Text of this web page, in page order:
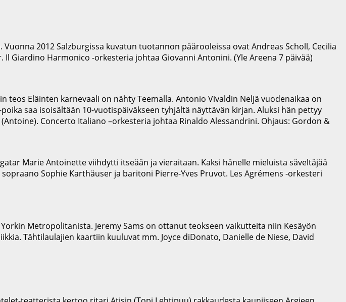
2012 Salzburgissa kuvatun tuotannon päärooleissa ovat Andreas Scholl, Cecilia
Giardino Harmonico -orkesteria johtaa Giovanni Antonini. (Yle Areena 7 päivää)
Eläinten karnevaali on nähty Teemalla. Antonio Vivaldin Neljä vuodenaikaa on
saa isoisältään 10-vuotispäiväkseen tyhjältä näyttävän kirjan. Aluksi hän pettyy
Concerto Italiano –orkesteria johtaa Rinaldo Alessandrini. Ohjaus: Gordon &
Marie Antoinette viihdytti itseään ja vieraitaan. Kaksi hänelle mieluista säveltäjää
Sophie Karthäuser ja baritoni Pierre-Yves Pruvot. Les Agrémens -orkesteri
Metropolitanista. Jeremy Sams on ottanut teokseen vaikutteita niin Kesäyön
Tähtilaulajien kaartiin kuuluvat mm. Joyce diDonato, Danielle de Niese, David